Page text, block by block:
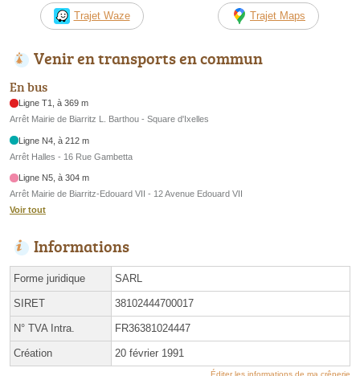
Trajet Waze Trajet Maps
Venir en transports en commun
En bus
Ligne T1, à 369 m
Arrêt Mairie de Biarritz L. Barthou - Square d'Ixelles
Ligne N4, à 212 m
Arrêt Halles - 16 Rue Gambetta
Ligne N5, à 304 m
Arrêt Mairie de Biarritz-Edouard VII - 12 Avenue Edouard VII
Voir tout
Informations
Forme juridique SARL
SIRET 38102444700017
N° TVA Intra. FR36381024447
Création 20 février 1991
Éditer les informations de ma crêperie